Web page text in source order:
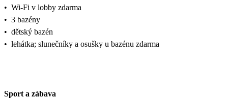
• Wi-Fi v lobby zdarma
• 3 bazény
• dětský bazén
• lehátka; slunečníky a osušky u bazénu zdarma
Sport a zábava